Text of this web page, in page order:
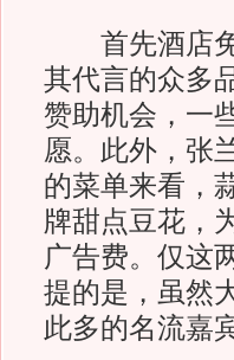
首先酒店免
其代言的众多
赞助机会，一
愿。此外，张
的菜单来看，
牌甜点豆花，
广告费。仅这
提的是，虽然
此多的名流嘉